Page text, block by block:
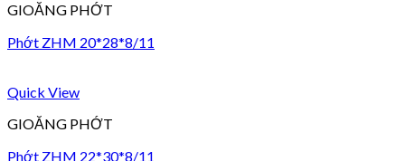
GIOĂNG PHỚT
Phớt ZHM 20*28*8/11
Quick View
GIOĂNG PHỚT
Phớt ZHM 22*30*8/11